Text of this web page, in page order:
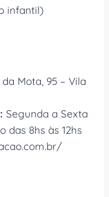
infantil)
Mota, 95 – Vila
Segunda a Sexta
das 8hs às 12hs